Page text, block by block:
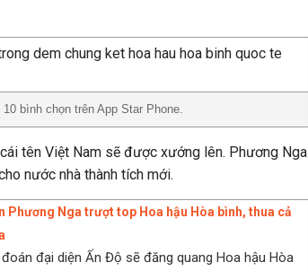
bình chọn trên App Star Phone.
tên Việt Nam sẽ được xướng lên. Phương Nga
nước nhà thành tích mới.
Phương Nga trượt top Hoa hậu Hòa bình, thua cả
đại diện Ấn Độ sẽ đăng quang Hoa hậu Hòa